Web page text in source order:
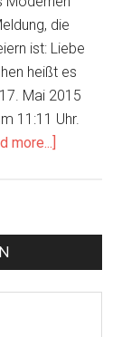
die
ist: Liebe
heißt es
Mai 2015
11:11 Uhr.
more...]
in